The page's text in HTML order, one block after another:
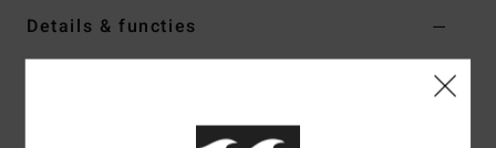
Details & functies